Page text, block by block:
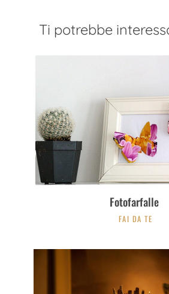
Ti potrebbe
Fotofarfalle
FAI DA TE